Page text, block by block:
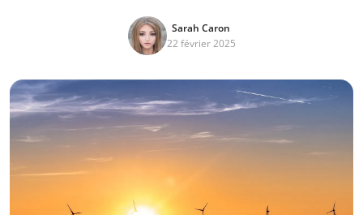
Sarah Caron
22 février 2025